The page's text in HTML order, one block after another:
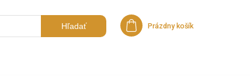
Hľadať Nákupný košík
Prázdny košík